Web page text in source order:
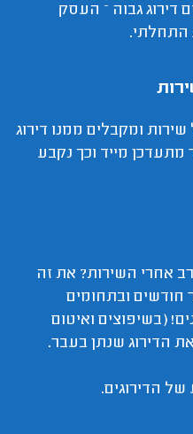
דירוג גבוה – העסק
התחלתי.
ומקבלים ממנו דירוג
מייד וכך נקבע
אחרי השירות? את זה
חודשים ובתחומים
(בשיפוצים ואיטום
הדירוג שנתן בעבר.
הדירוגים.